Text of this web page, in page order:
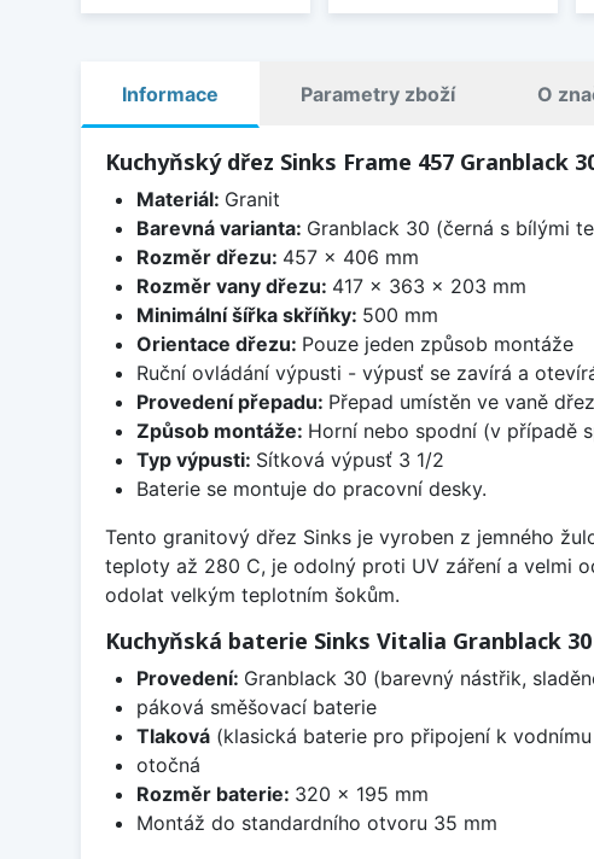
Informace Parametry zboží O
Kuchyňský dřez Sinks Frame 457 Granblack
Materiál: Granit
Barevná varianta: Granblack 30 (černá s bílými
Rozměr dřezu: 457 x 406 mm
Rozměr vany dřezu: 417 x 363 x 203 mm
Minimální šířka skříňky: 500 mm
Orientace dřezu: Pouze jeden způsob montáže
Ruční ovládání výpusti - výpusť se zavírá a
Provedení přepadu: Přepad umístěn ve vaně
Způsob montáže: Horní nebo spodní (v případě
Typ výpusti: Sítková výpusť 3 1/2
Baterie se montuje do pracovní desky.
Tento granitový dřez Sinks je vyroben z jemného
teploty až 280 C, je odolný proti UV záření a velmi
odolat velkým teplotním šokům.
Kuchyňská baterie Sinks Vitalia Granblack 30
Provedení: Granblack 30 (barevný nástřik,
páková směšovací baterie
Tlaková(klasická baterie pro připojení k
otočná
Rozměr baterie: 320 x 195 mm
Montáž do standardního otvoru 35 mm